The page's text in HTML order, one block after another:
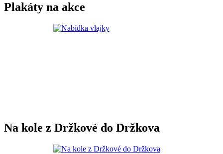
Plakáty na akce
Na kole z Držkové do Držkova